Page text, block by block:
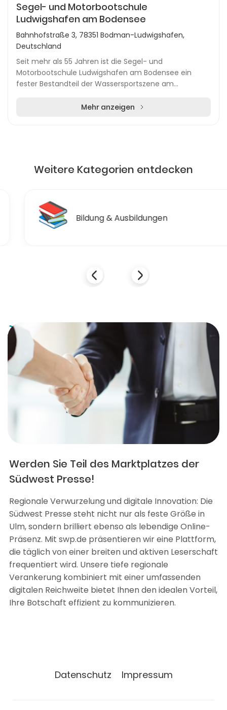
Segel- und Motorbootschule
Ludwigshafen am Bodensee
Bahnhofstraße 3, 78351 Bodman-Ludwigshafen,
Deutschland
Seit mehr als 55 Jahren ist die Segel- und
Motorbootschule Ludwigshafen am Bodensee ein
fester Bestandteil der Wassersportszene am
Deutschen Seglerve...Mehr anzeigen
Weitere Kategorien entdecken
📚 Bildung & Ausbildungen
Werden Sie Teil des Marktplatzes der
Südwest Presse!
Regionale Verwurzelung und digitale Innovation: Die
Südwest Presse steht nicht nur als feste Größe in
Ulm, sondern brilliert ebenso als lebendige Online-
Präsenz. Mit swp.de präsentieren wir eine Plattform,
die täglich von einer breiten und aktiven Leserschaft
frequentiert wird. Unsere tiefe regionale
Verankerung kombiniert mit einer umfassenden
digitalen Reichweite bietet Ihnen den idealen Vorteil,
Ihre Botschaft effizient zu kommunizieren.
Datenschutz Impressum